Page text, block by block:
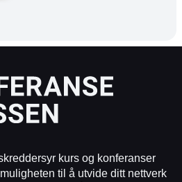
kurs og konferanser
til å utvide ditt nettverk